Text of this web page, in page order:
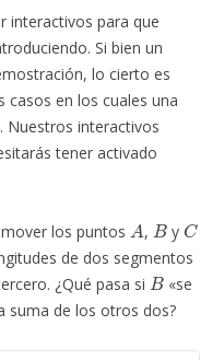
interactivos para que
Si bien un
lo cierto es
casos en los cuales una
Nuestros interactivos
tener activado
los puntos
A
,
B
y
C
de dos segmentos
¿Qué pasa si
B
«se
suma de los otros dos?